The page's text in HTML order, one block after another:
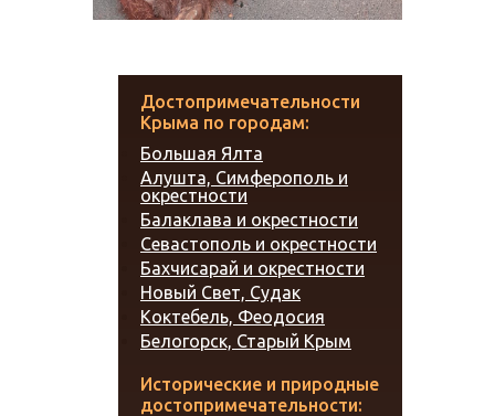
Достопримечательности
Крыма по городам:
Большая Ялта
Алушта, Симферополь и
окрестности
Балаклава и окрестности
Севастополь и окрестности
Бахчисарай и окрестности
Новый Свет, Судак
Коктебель, Феодосия
Белогорск, Старый Крым
Исторические и природные
достопримечательности: